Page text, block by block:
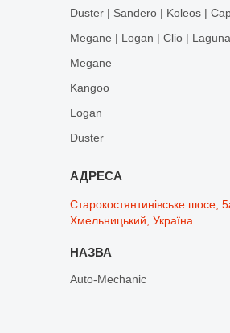
Duster | Sandero | Koleos |
Megane | Logan | Clio |
Megane
Kangoo
Logan
Duster
Старокостянтинівське шосе,
Хмельницький, Україна
Auto-Mechanic